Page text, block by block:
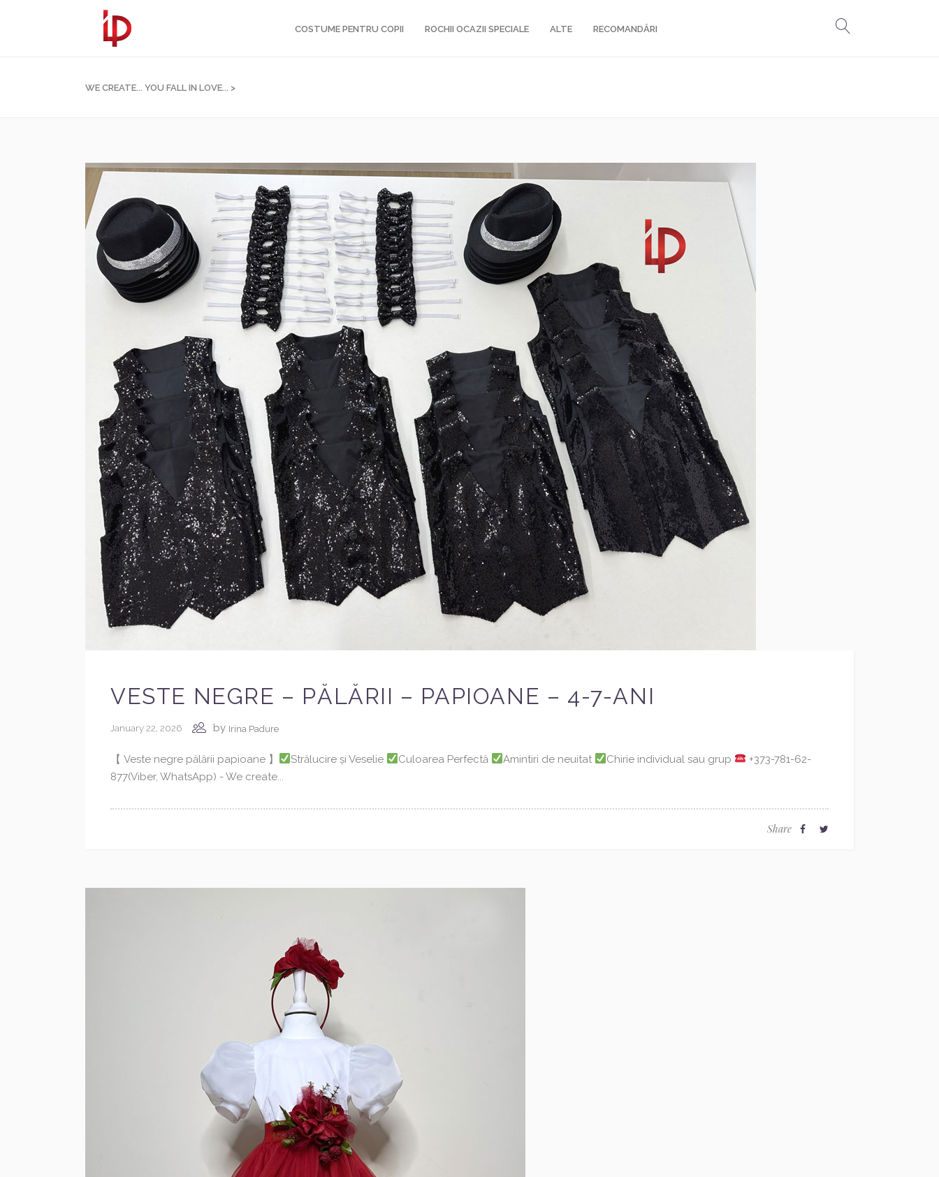
COSTUME PENTRU COPII ROCHII OCAZII SPECIALE ALTE RECOMANDĂRI
WE CREATE... YOU FALL IN LOVE... >
VESTE NEGRE – PĂLĂRII – PAPIOANE – 4-7-ANI
January 22, 2026 by Irina Padure
【 Veste negre pălării papioane 】 Strălucire și Veselie Culoarea Perfectă Amintiri de neuitat Chirie individual sau grup
+373-781-62-
877(Viber, WhatsApp) - We create...
Share